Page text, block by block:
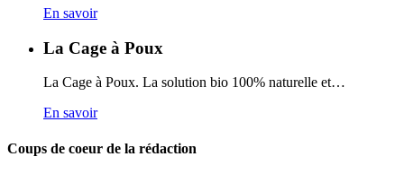
En savoir
La Cage à Poux
La Cage à Poux. La solution bio 100% naturelle et…
En savoir
Coups de coeur de la rédaction